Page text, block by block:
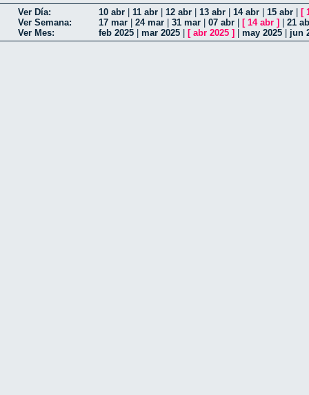
Ver Día: 10 abr 11 abr 12 abr 13 abr 14 abr 15 abr [
Ver Semana:
17 mar 24 mar 31 mar 07 abr [ 14 abr ]
21
Ver Mes:
feb 2025 mar 2025 [ abr 2025 ] may 2025 jun